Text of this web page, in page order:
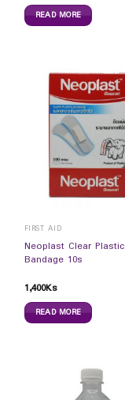
READ MORE
FIRST AID
Neoplast Clear Plastic
Bandage 10s
1,400Ks
READ MORE